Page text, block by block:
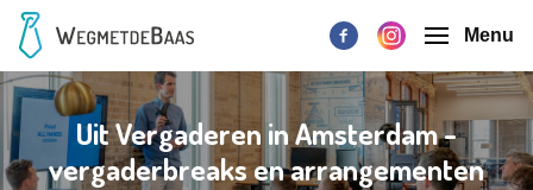
Menu
Uit Vergaderen in Amsterdam -
vergaderbreaks en arrangementen